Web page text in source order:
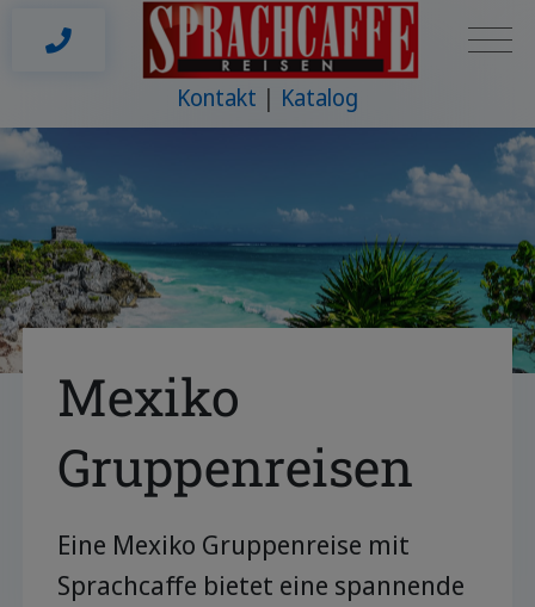
Kontakt Katalog
Mexiko
Gruppenreisen
Eine Mexiko Gruppenreise mit
Sprachcaffe bietet eine spannende